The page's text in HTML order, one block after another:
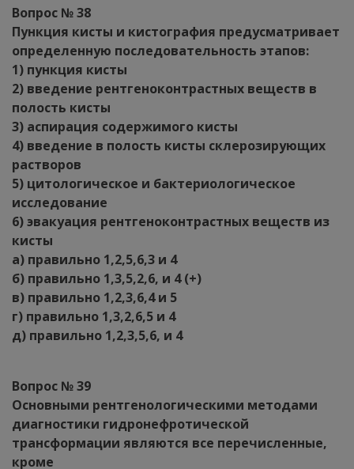
Вопрос № 38
Пункция кисты и кистография предусматривает
определенную последовательность этапов:
1) пункция кисты
2) введение рентгеноконтрастных веществ в
полость кисты
3) аспирация содержимого кисты
4) введение в полость кисты склерозирующих
растворов
5) цитологическое и бактериологическое
исследование
6) эвакуация рентгеноконтрастных веществ из
кисты
а) правильно 1,2,5,6,3 и 4
б) правильно 1,3,5,2,6, и 4 (+)
в) правильно 1,2,3,6,4 и 5
г) правильно 1,3,2,6,5 и 4
д) правильно 1,2,3,5,6, и 4
Вопрос № 39
Основными рентгенологическими методами
диагностики гидронефротической
трансформации являются все перечисленные,
кроме